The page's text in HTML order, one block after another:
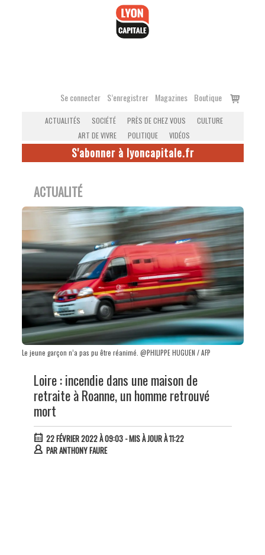
Se connecter S’enregistrer Magazines Boutique
Voir
ACTUALITÉS SOCIÉTÉ PRÈS DE CHEZ VOUS
CULTURE
ART DE VIVRE
POLITIQUE VIDÉOS
S'abonner à lyoncapitale.fr
ACTUALITÉ
Le jeune garçon n’a pas pu être réanimé. @PHILIPPE HUGUEN / AFP
Loire : incendie dans une maison de
retraite à Roanne, un homme retrouvé
mort
22 FÉVRIER 2022 À 09:03- MIS À JOUR À 11:22
PARANTHONY FAURE